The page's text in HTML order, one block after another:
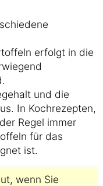
erfolgt in die
und die
In Kochrezepten,
Regel immer
für das
ist.
wenn Sie